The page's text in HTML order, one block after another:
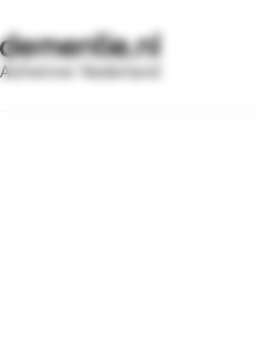
Alzheimer Nederland